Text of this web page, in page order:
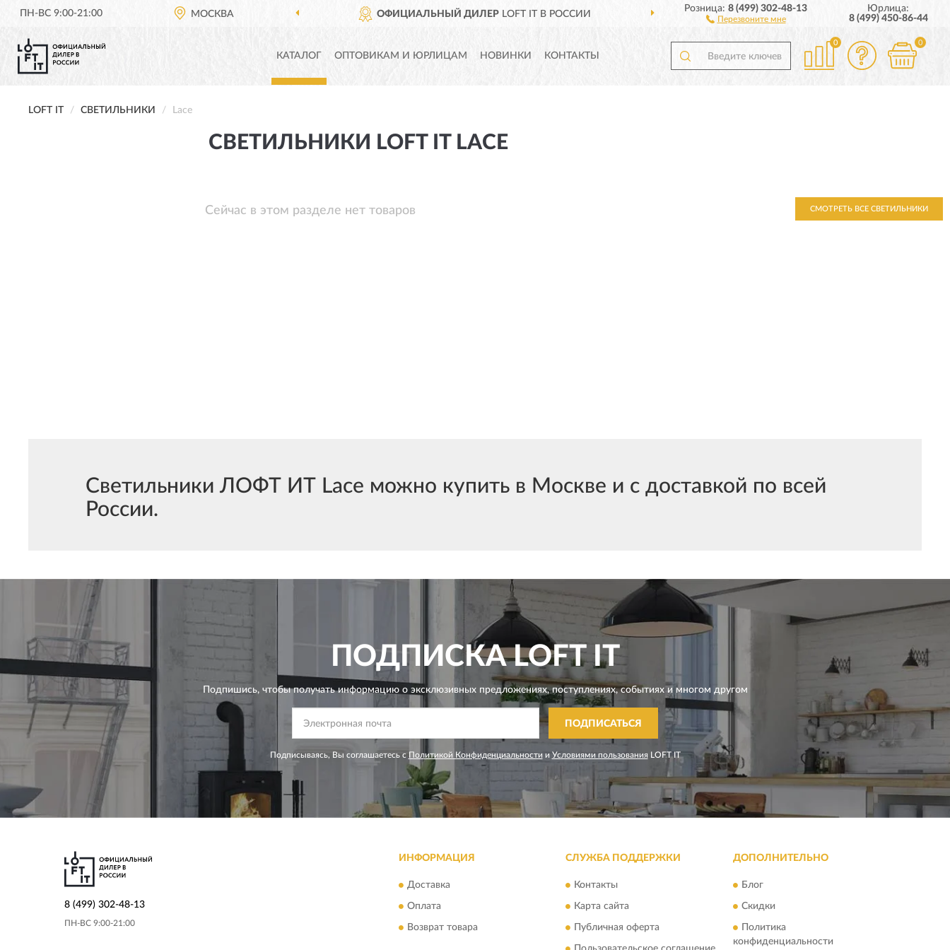
ПН-ВС 9:00-21:00 МОСКВА ОФИЦИАЛЬНЫЙ ДИЛЕР LOFT IT В РОССИИ ДОСТАВИМ ПО ВСЕЙ РОССИИ
Розница:8 (499) 302-48-13
Перезвоните мне
Юрлица:
8 (499) 450-86-44
КАТАЛОГ ОПТОВИКАМ И ЮРЛИЦАМ НОВИНКИ КОНТАКТЫ
0 0
LOFT IT СВЕТИЛЬНИКИ Lace
СВЕТИЛЬНИКИ LOFT IT LACE
Сейчас в этом разделе нет товаров СМОТРЕТЬ ВСЕ СВЕТИЛЬНИКИ
Светильники ЛОФТ ИТ Lace можно купить в Москве и с доставкой по всей
России.
ПОДПИСКАLOFT IT
Подпишись, чтобы получать информацию о эксклюзивных предложениях,поступлениях, событиях и многом другом
ПОДПИСАТЬСЯ
Подписываясь, Вы соглашаетесь с Политикой Конфиденциальности и Условиями пользования LOFT IT
8 (499) 302-48-13
ПН-ВС 9:00-21:00
ИНФОРМАЦИЯ
Доставка
Оплата
Возврат товара
СЛУЖБА ПОДДЕРЖКИ
Контакты
Карта сайта
Публичная оферта
ДОПОЛНИТЕЛЬНО
Блог
Скидки
Политика
конфиденциальности